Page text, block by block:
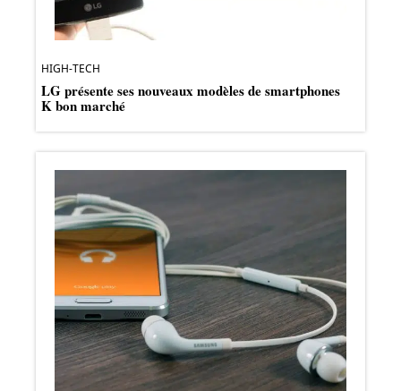
HIGH-TECH
LG présente ses nouveaux modèles de smartphones
K bon marché